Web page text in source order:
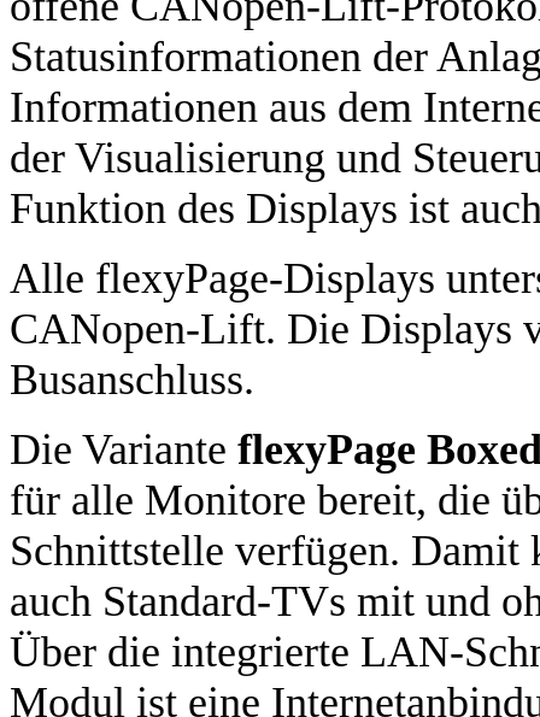
Statusinformationen der
Informationen aus dem
der Visualisierung und
Funktion des Displays ist
Alle flexyPage-Displays
CANopen-Lift. Die Displays
Busanschluss.
Die Variante flexyPage
für alle Monitore bereit, die
Schnittstelle verfügen. Damit
auch Standard-TVs mit und
Über die integrierte LAN-
Modul ist eine